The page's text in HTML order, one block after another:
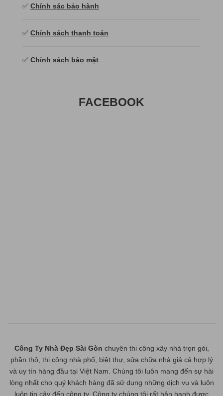
✅ Chính sác bảo hành
✅ Chính sách thanh toán
✅ Chính sách bảo mật
FACEBOOK
Công Ty Nhà Đẹp Sài Gòn chuyên thi công xây nhà trọn gói,
phần thô, thi công nhà phố, biệt thự, sửa chữa nhà giá cả hợp lý
và uy tín hàng đầu tại Việt Nam. Chúng tôi luôn mang đến sự hài
lòng nhất cho quý khách hàng đã sử dụng những dịch vụ và luôn
luôn tin cậy đến công ty. Công ty chúng tôi rất hân hạnh được